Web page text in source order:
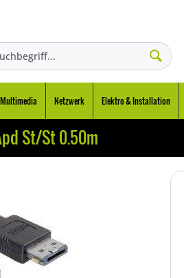
Multimedia Netzwerk Elektro & Installation
St/St 0.50m